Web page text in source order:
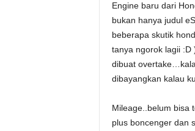
Engine baru dari
bukan hanya judul
beberapa skutik
tanya ngorok lagii
dibuat
dibayangkan kalau
Mileage..belum bisa
plus boncenger dan